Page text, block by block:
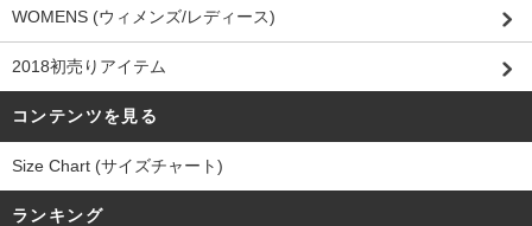
WOMENS (ウィメンズ/レディース)
2018初売りアイテム
コンテンツを見る
Size Chart (サイズチャート)
ランキング